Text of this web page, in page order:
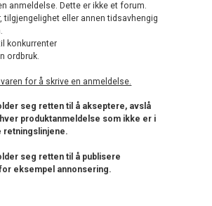
anmeldelse. Dette er ikke et forum.
tilgjengelighet eller annen tidsavhengig
konkurrenter
ordbruk.
for å skrive en anmeldelse.
seg retten til å akseptere, avslå
produktanmeldelse som ikke er i
retningslinjene.
seg retten til å publisere
eksempel annonsering.